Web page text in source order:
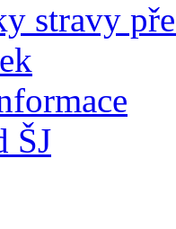
stravy
ŠJ